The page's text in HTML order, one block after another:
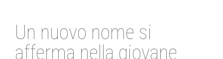
Un nuovo nome si
afferma nella giovane